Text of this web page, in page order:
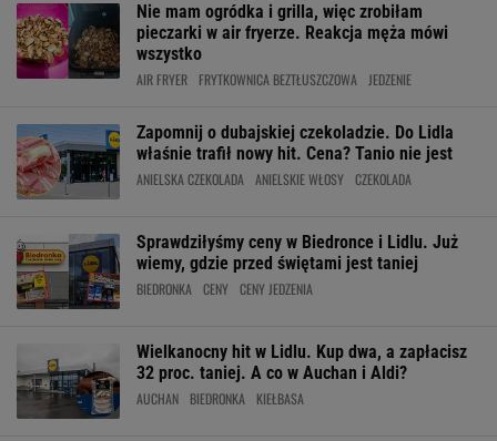
Nie mam ogródka i grilla, więc zrobiłam
pieczarki w air fryerze. Reakcja męża mówi
wszystko
AIR FRYER FRYTKOWNICA BEZTŁUSZCZOWA JEDZENIE
Zapomnij o dubajskiej czekoladzie. Do Lidla
właśnie trafił nowy hit. Cena? Tanio nie jest
ANIELSKA CZEKOLADA ANIELSKIE WŁOSY CZEKOLADA
Sprawdziłyśmy ceny w Biedronce i Lidlu. Już
wiemy, gdzie przed świętami jest taniej
BIEDRONKA CENY CENY JEDZENIA
Wielkanocny hit w Lidlu. Kup dwa, a zapłacisz
32 proc. taniej. A co w Auchan i Aldi?
AUCHAN BIEDRONKA KIEŁBASA